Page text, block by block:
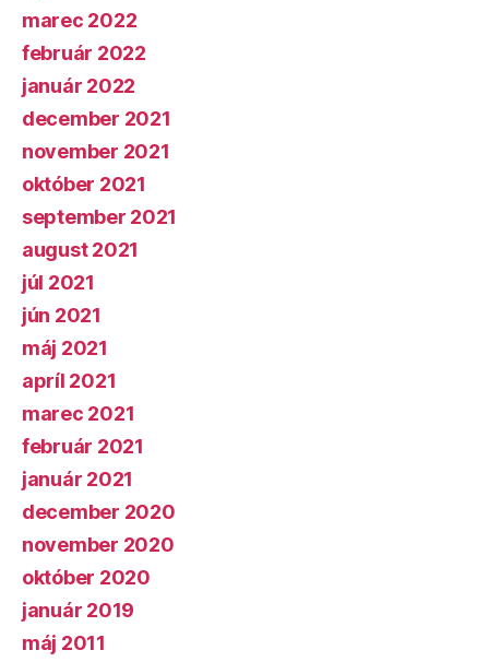
marec 2022
február 2022
január 2022
december 2021
november 2021
október 2021
september 2021
august 2021
júl 2021
jún 2021
máj 2021
apríl 2021
marec 2021
február 2021
január 2021
december 2020
november 2020
október 2020
január 2019
máj 2011